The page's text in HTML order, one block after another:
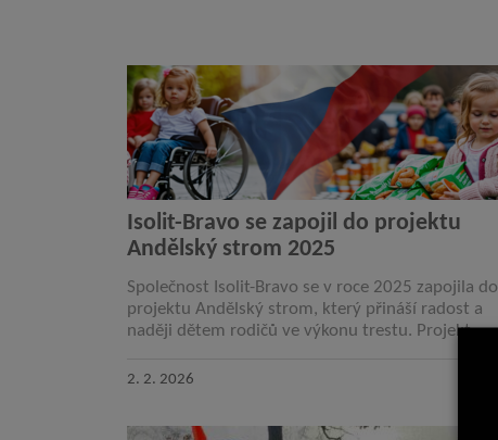
Isolit-Bravo se zapojil do projektu
Andělský strom 2025
Společnost Isolit-Bravo se v roce 2025 zapojila do
projektu Andělský strom, který přináší radost a
naději dětem rodičů ve výkonu trestu. Projekt
2. 2. 2026